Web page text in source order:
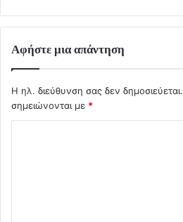
Αφήστε μια απάντηση
Η ηλ. διεύθυνση σας δεν δημοσιεύεται.
σημειώνονται με *